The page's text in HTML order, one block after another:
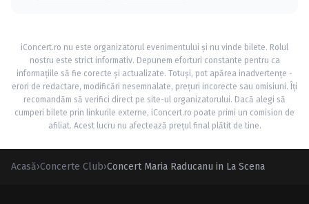
iConcert.ro nu este organizatorul evenimentului și nu vinde bilete. Rolul
nostru este strict informativ. Depunem eforturi constante pentru ca
informațiile să fie corecte și actualizate. Totuși, pot apărea inadvertențe -
erori de redactare, modificări nesemnalate, prețuri incorecte sau omisiuni. Îți
recomandăm să verifici direct pe site-ul organizatorului. Dacă alegi să
cumperi bilete prin linkurile externe, iConcert.ro poate primi un comision de
afiliat. Acest lucru nu afectează prețul final plătit de tine.
Acasă›Concerte Club›Concert Maria Raducanu in La Scena